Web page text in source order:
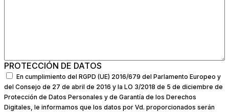
PROTECCIÓN DE DATOS
En cumplimiento del RGPD (UE) 2016/679 del Parlamento Europeo y
del Consejo de 27 de abril de 2016 y la LO 3/2018 de 5 de diciembre de
Protección de Datos Personales y de Garantía de los Derechos
Digitales, le informamos que los datos por Vd. proporcionados serán